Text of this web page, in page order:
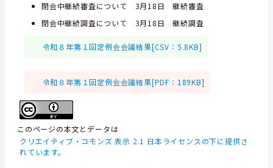
閉会中継続審査について 3月18日 継続審査
閉会中継続調査について 3月18日 継続調査
令和８年第１回定例会会議結果[CSV：5.8KB]
令和８年第１回定例会会議結果[PDF：189KB]
このページの本文とデータは
クリエイティブ・コモンズ 表示 2.1 日本ライセンスの下に提供さ
れています。